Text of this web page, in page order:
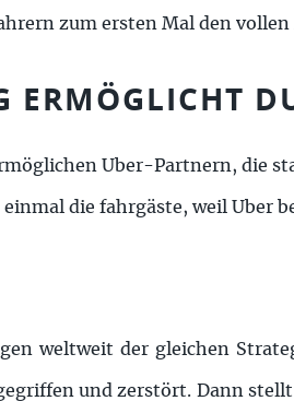
zum ersten Mal den
Uber-Partnern, die
die fahrgäste, weil Uber
weltweit der gleichen
und zerstört. Dann